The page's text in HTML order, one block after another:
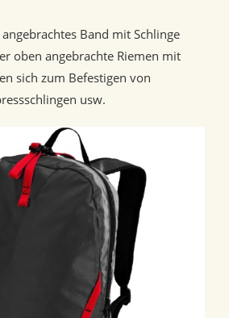
Band mit Schlinge
oben angebrachte Riemen mit
sich zum Befestigen von
usw.